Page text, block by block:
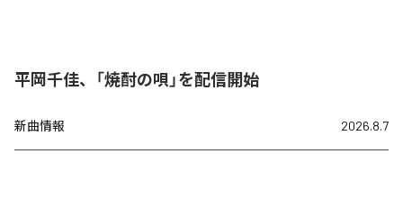
平岡千佳、「焼酎の唄」を配信開始
新曲情報 2026.8.7